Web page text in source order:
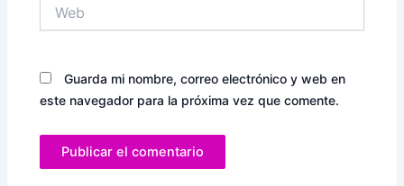
Guarda mi nombre, correo electrónico y web en
este navegador para la próxima vez que comente.